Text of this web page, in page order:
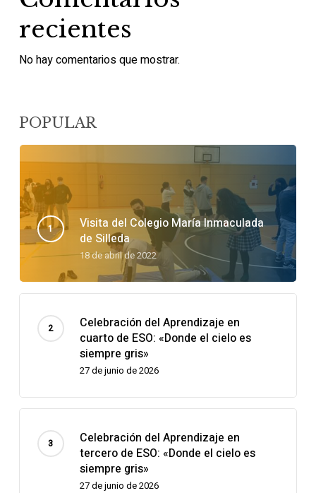
recientes
No hay comentarios que mostrar.
POPULAR
Visita del Colegio María Inmaculada
de Silleda
18 de abril de 2022
Celebración del Aprendizaje en
cuarto de ESO: «Donde el cielo es
siempre gris»
27 de junio de 2026
Celebración del Aprendizaje en
tercero de ESO: «Donde el cielo es
siempre gris»
27 de junio de 2026